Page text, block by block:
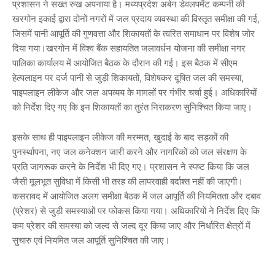
प्रशासन ने सख्त रुख अपनाया है। मध्यप्रदेश अर्बन डेवलपमेंट कम्पनी की
खरगोन इकाई द्वारा दोनों नगरों में जल प्रदाय व्यवस्था की विस्तृत समीक्षा की गई,
जिसमें पानी आपूर्ति की गुणवत्ता और शिकायतों के त्वरित समाधान पर विशेष जोर
दिया गया।खरगोन में विश्व बैंक सहायतित जलावर्धन योजना की समीक्षा नगर
पालिका कार्यालय में आयोजित बैठक के दौरान की गई। इस बैठक में सीएम
हेल्पलाइन पर दर्ज पानी से जुड़ी शिकायतों, विशेषकर दूषित जल की समस्या,
पाइपलाइन लीकेज और जल अपव्यय के मामलों पर गंभीर चर्चा हुई। अधिकारियों
को निर्देश दिए गए कि इन शिकायतों का तुरंत निराकरण सुनिश्चित किया जाए।
इसके साथ ही पाइपलाइन लीकेज की मरम्मत, खुदाई के बाद सड़कों की
पुनर्स्थापना, नए जल कनेक्शन जारी करने और नागरिकों को जल संरक्षण के
प्रति जागरूक करने के निर्देश भी दिए गए। प्रशासन ने स्पष्ट किया कि जल
जैसी मूलभूत सुविधा में किसी भी तरह की लापरवाही बर्दाश्त नहीं की जाएगी।
कसरावद में आयोजित अलग समीक्षा बैठक में जल आपूर्ति की नियमितता और दबाव
(प्रेशर) से जुड़ी समस्याओं पर फोकस किया गया। अधिकारियों ने निर्देश दिए कि
कम प्रेशर की समस्या को जल्द से जल्द दूर किया जाए और निर्धारित क्षेत्रों में
सुचारु एवं नियमित जल आपूर्ति सुनिश्चित की जाए।